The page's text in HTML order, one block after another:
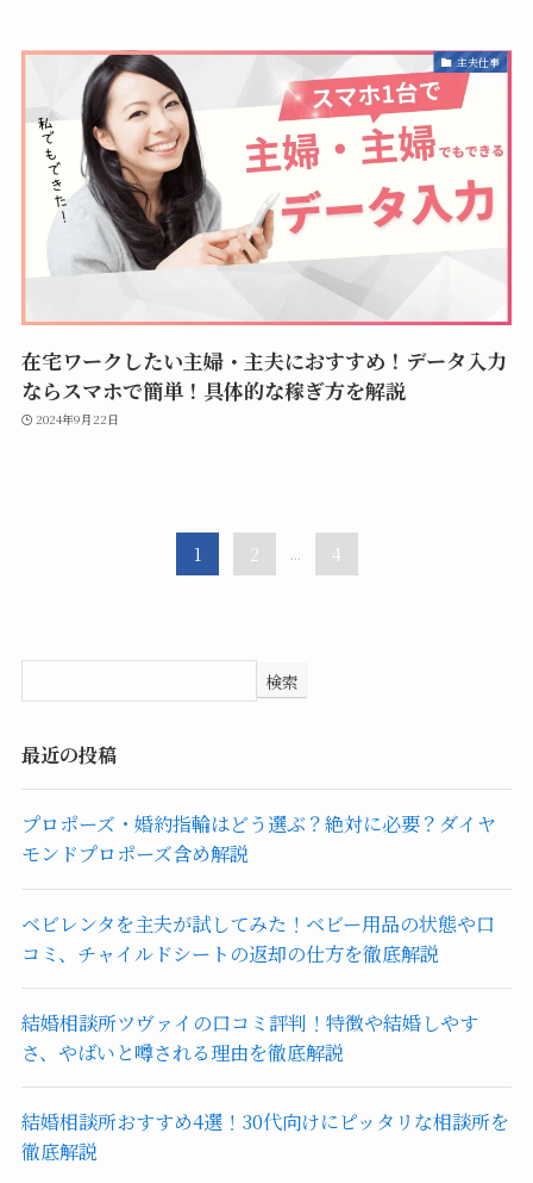
主夫仕事
在宅ワークしたい主婦・主夫におすすめ！データ入力
ならスマホで簡単！具体的な稼ぎ方を解説
2024年9月22日
1 2 ... 4
検索
最近の投稿
プロポーズ・婚約指輪はどう選ぶ？絶対に必要？ダイヤ
モンドプロポーズ含め解説
ベビレンタを主夫が試してみた！ベビー用品の状態や口
コミ、チャイルドシートの返却の仕方を徹底解説
結婚相談所ツヴァイの口コミ評判！特徴や結婚しやす
さ、やばいと噂される理由を徹底解説
結婚相談所おすすめ4選！30代向けにピッタリな相談所を
徹底解説